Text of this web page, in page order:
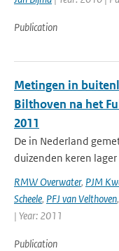
Publication
Metingen in
Bilthoven na het
2011
De in Nederland
duizenden keren
RMW Overwater, PJM
Scheele, PFJ van Velthoven,
| Year: 2011
Publication